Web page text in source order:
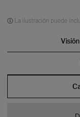
La ilustración puede